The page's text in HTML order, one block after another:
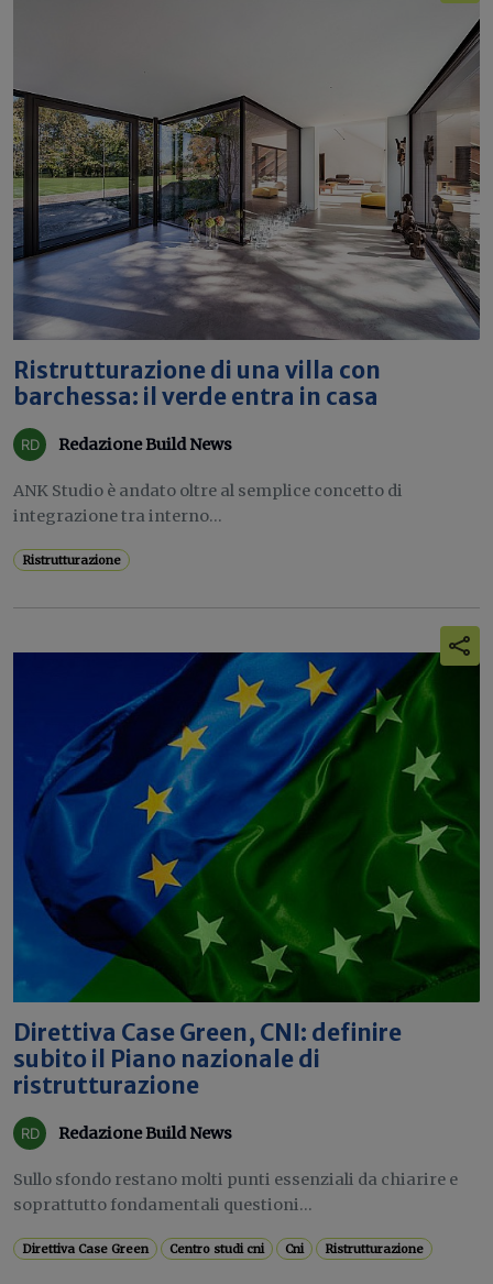
Ristrutturazione di una villa con
barchessa: il verde entra in casa
Redazione Build News
ANK Studio è andato oltre al semplice concetto di
integrazione tra interno...
Ristrutturazione
Direttiva Case Green, CNI: definire
subito il Piano nazionale di
ristrutturazione
Redazione Build News
Sullo sfondo restano molti punti essenziali da chiarire e
soprattutto fondamentali questioni...
Direttiva Case Green Centro studi cni Cni Ristrutturazione